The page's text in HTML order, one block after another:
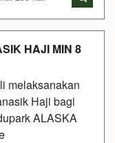
HAJI MIN 8
melaksanakan
Haji bagi
ALASKA